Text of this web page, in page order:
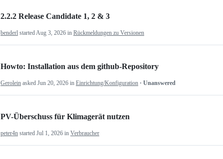
2.2.2 Release Candidate 1, 2 & 3
benderl started Aug 3, 2026 in Rückmeldungen zu Versionen
Howto: Installation aus dem github-Repository
Gerolein asked Jun 20, 2026 in Einrichtung/Konfiguration · Unanswered
PV-Überschuss für Klimagerät nutzen
peter4n started Jul 1, 2026 in Verbraucher